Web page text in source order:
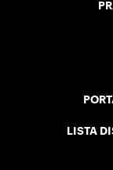
LISTA